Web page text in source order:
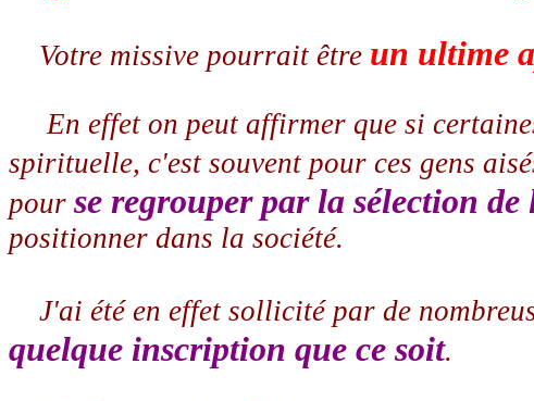
Votre missive pourrait être un ultime
En effet on peut affirmer que si
spirituelle, c'est souvent pour ces gens
pour se regrouper par la sélection
positionner dans la société.
J'ai été en effet sollicité par de
quelque inscription que ce soit.